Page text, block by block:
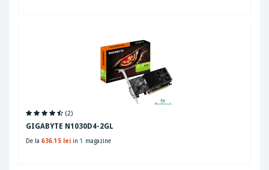
(2)
GIGABYTE N1030D4-2GL
De la 636.15 lei in 1 magazine